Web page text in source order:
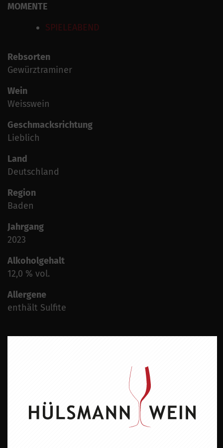
MOMENTE
SPIELEABEND
Rebsorten
Gewürztraminer
Wein
Weisswein
Geschmacksrichtung
Lieblich
Land
Deutschland
Region
Baden
Jahrgang
2023
Alkoholgehalt
12,0 % vol.
Allergene
enthält Sulfite
ZU DIESEM PRODUKT PASST ...